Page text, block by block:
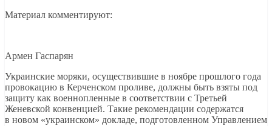
Материал комментируют:
Армен Гаспарян
Украинские моряки, осуществившие в ноябре прошлого года
провокацию в Керченском проливе, должны быть взяты под
защиту как военнопленные в соответствии с Третьей
Женевской конвенцией. Такие рекомендации содержатся
в новом «украинском» докладе, подготовленном Управлением